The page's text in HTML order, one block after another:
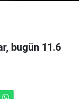
bugün 11.6